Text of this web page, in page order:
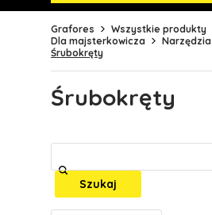
Grafores
Wszystkie produkty
Dla majsterkowicza
Narzędzia
Śrubokręty
Śrubokręty
Szukaj